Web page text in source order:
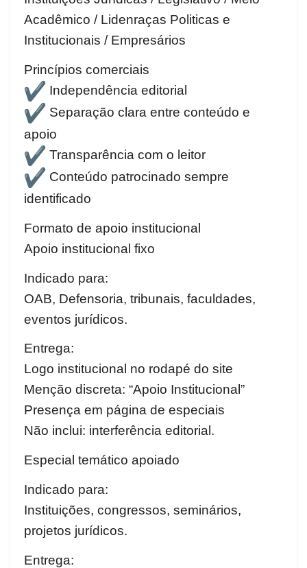
Acadêmico / Lidenraças Politicas e
Institucionais / Empresários
Princípios comerciais
Independência editorial
Separação clara entre conteúdo e
apoio
Transparência com o leitor
Conteúdo patrocinado sempre
identificado
Formato de apoio institucional
Apoio institucional fixo
Indicado para:
OAB, Defensoria, tribunais, faculdades,
eventos jurídicos.
Entrega:
Logo institucional no rodapé do site
Menção discreta: “Apoio Institucional”
Presença em página de especiais
Não inclui: interferência editorial.
Especial temático apoiado
Indicado para:
Instituições, congressos, seminários,
projetos jurídicos.
Entrega: